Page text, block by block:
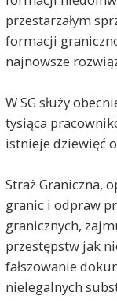
przestarzałym
formacji
najnowsze
W SG służy
tysiąca
istnieje dziewięć
Straż Graniczna,
granic i odpraw
granicznych,
przestępstw jak
fałszowanie
nielegalnych